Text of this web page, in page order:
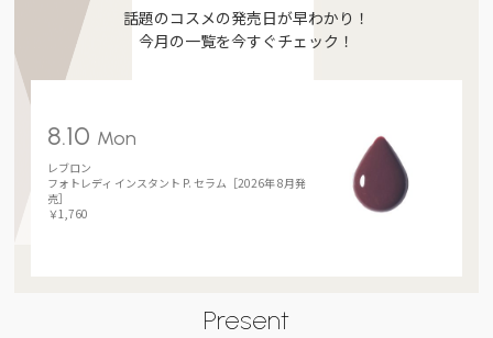
話題のコスメの発売日が早わかり！
今月の一覧を今すぐチェック！
8.10 Mon
レブロン
フォトレディ インスタント P. セラム［2026年 8月発
売］
￥1,760
Present